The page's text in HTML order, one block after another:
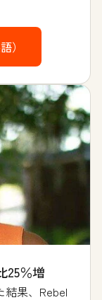
）
25％増
果、Rebel